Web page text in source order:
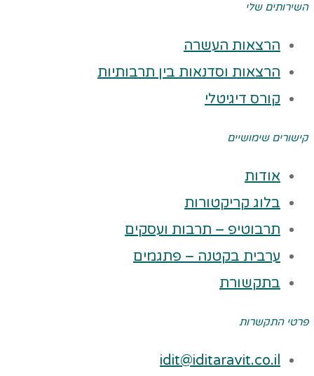
השירותים שלי
הרצאות העשרה
הרצאות וסדנאות בין תרבותיות
קורס דיגיטלי
קישורים שימושיים
אודות
בלוג קריקטורות
תרבוטיפ – תרבות ועסקים
ערבית בקטנה – פתגמים
בתקשורת
פרטי התקשרות
idit@iditaravit.co.il